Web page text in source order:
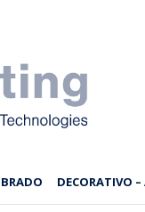
DECORATIVO